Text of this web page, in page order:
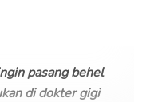
pasang behel
di dokter gigi